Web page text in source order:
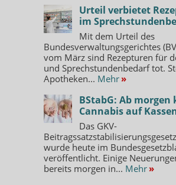
Urteil verbietet
im
Mit dem Urteil des
Bundesverwaltungsgerichtes
vom März sind Rezepturen für
und Sprechstundenbedarf tot.
Apotheken... Mehr »
BStabG: Ab morgen
Cannabis auf
Das GKV-
wurde heute im
veröffentlicht. Einige
bereits morgen in... Mehr »